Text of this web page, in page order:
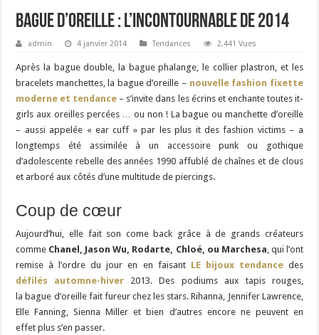
Bague d’oreille : l’incontournable de 2014
admin 4 janvier 2014 Tendances 2,441 Vues
Après la bague double, la bague phalange, le collier plastron, et les
bracelets manchettes, la bague d’oreille – nouvelle fashion fixette
moderne et tendance – s’invite dans les écrins et enchante toutes it-
girls aux oreilles percées … ou non ! La bague ou manchette d’oreille
– aussi appelée « ear cuff » par les plus it des fashion victims – a
longtemps été assimilée à un accessoire punk ou gothique
d’adolescente rebelle des années 1990 affublé de chaînes et de clous
et arboré aux côtés d’une multitude de piercings.
Coup de cœur
Aujourd’hui, elle fait son come back grâce à de grands créateurs
comme Chanel, Jason Wu, Rodarte, Chloé, ou Marchesa, qui l’ont
remise à l’ordre du jour en en faisant LE bijoux tendance des
défilés automne-hiver 2013. Des podiums aux tapis rouges,
la bague d’oreille fait fureur chez les stars. Rihanna, Jennifer Lawrence,
Elle Fanning, Sienna Miller et bien d’autres encore ne peuvent en
effet plus s’en passer.